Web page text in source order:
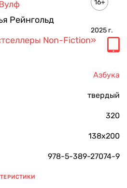
Рейнгольд
16+
2025 г.
Non-Fiction»
Азбука
твердый
320
138х200
978-5-389-27074-9